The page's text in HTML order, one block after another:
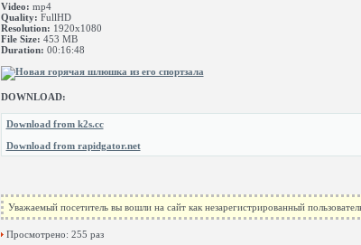
Video: mp4
Quality: FullHD
Resolution: 1920x1080
File Size: 453 MB
Duration: 00:16:48
DOWNLOAD:
Download from k2s.cc
Download from rapidgator.net
Уважаемый посетитель вы вошли на сайт как незарегистрированный
Просмотрено: 255 раз